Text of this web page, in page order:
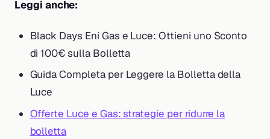
Leggi anche:
Black Days Eni Gas e Luce: Ottieni uno Sconto
di 100€ sulla Bolletta
Guida Completa per Leggere la Bolletta della
Luce
Offerte Luce e Gas: strategie per ridurre la
bolletta